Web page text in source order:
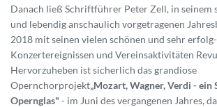
Danach ließ Schriftführer Peter Zell, in seinem
und lebendig anschaulich vorgetragenen
2018 mit seinen vielen schönen und sehr
Konzertereignissen und Vereinsaktivitäten
Hervorzuheben ist sicherlich das grandiose
Opernchorprojekt„Mozart, Wagner, Verdi - ein
Opernglas" - im Juni des vergangenen Jahres,